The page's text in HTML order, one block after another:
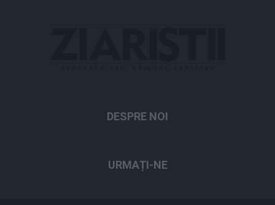
DESPRE NOI
URMAȚI-NE